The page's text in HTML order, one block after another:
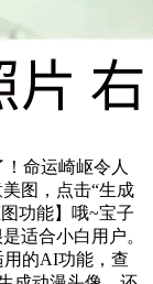
命运崎岖令人
图，点击“生成
功能】哦~宝子
适合小白用户。
的AI功能，查